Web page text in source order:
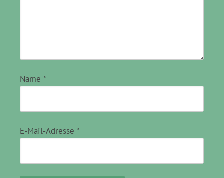
Name *
E-Mail-Adresse *